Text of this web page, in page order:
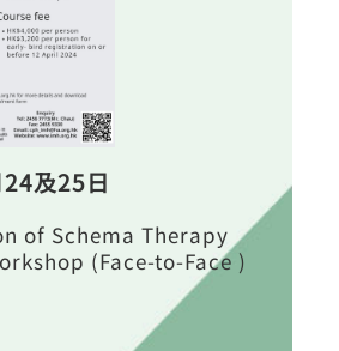
及25日
of Schema Therapy
(Face-to-Face )